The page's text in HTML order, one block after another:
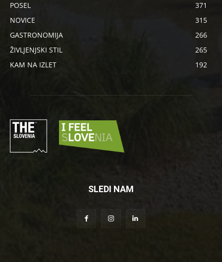
POSEL
371
NOVICE
315
GASTRONOMIJA
266
ŽIVLJENJSKI STIL
265
KAM NA IZLET
192
SLEDI NAM